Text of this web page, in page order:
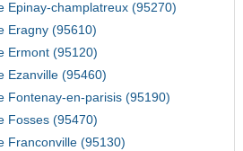
Epinay-champlatreux (95270)
Eragny (95610)
Ermont (95120)
Ezanville (95460)
Fontenay-en-parisis (95190)
Fosses (95470)
Franconville (95130)